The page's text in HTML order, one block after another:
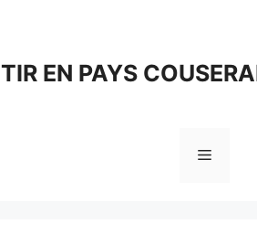
TIR EN PAYS
Menu